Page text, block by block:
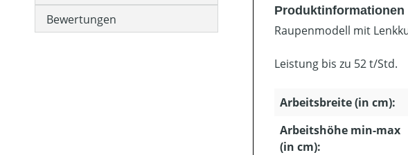
Bewertungen
Produktinformationen
Raupenmodell mit
Leistung bis zu 52 t/Std.
Arbeitsbreite (in cm):
Arbeitshöhe min-max
(in cm):